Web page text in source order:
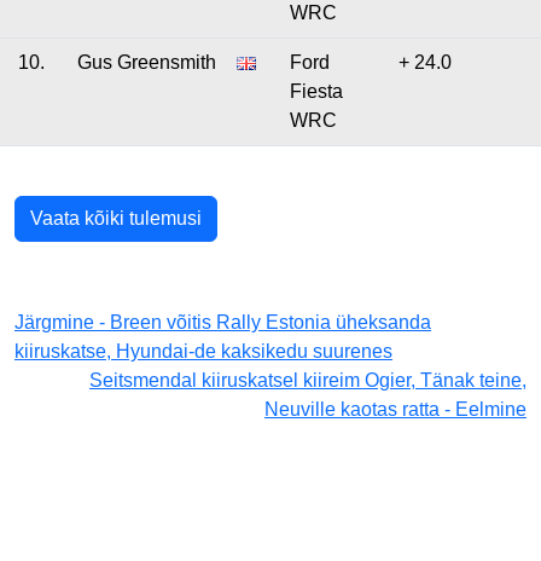
WRC
10. Gus Greensmith
Ford
Fiesta
WRC
+ 24.0
Vaata kõiki tulemusi
Järgmine - Breen võitis Rally Estonia üheksanda
kiiruskatse, Hyundai-de kaksikedu suurenes
Seitsmendal kiiruskatsel kiireim Ogier, Tänak teine,
Neuville kaotas ratta - Eelmine